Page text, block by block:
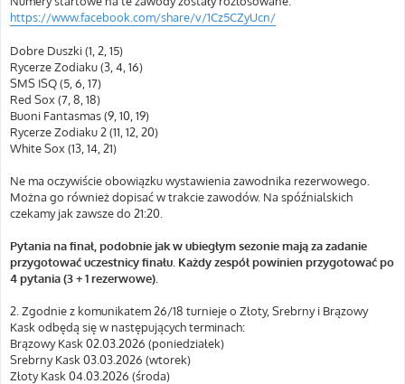
https://www.facebook.com/share/v/1Cz5CZyUcn/
Dobre Duszki (1, 2, 15)
Rycerze Zodiaku (3, 4, 16)
SMS ISQ (5, 6, 17)
Red Sox (7, 8, 18)
Buoni Fantasmas (9, 10, 19)
Rycerze Zodiaku 2 (11, 12, 20)
White Sox (13, 14, 21)
Ne ma oczywiście obowiązku wystawienia zawodnika rezerwowego.
Można go również dopisać w trakcie zawodów. Na spóźnialskich
czekamy jak zawsze do 21:20.
Pytania na finał, podobnie jak w ubiegłym sezonie mają za zadanie
przygotować uczestnicy finału. Każdy zespół powinien przygotować po
4 pytania (3 + 1 rezerwowe).
2. Zgodnie z komunikatem 26/18 turnieje o Złoty, Srebrny i Brązowy
Kask odbędą się w następujących terminach:
Brązowy Kask 02.03.2026 (poniedziałek)
Srebrny Kask 03.03.2026 (wtorek)
Złoty Kask 04.03.2026 (środa)